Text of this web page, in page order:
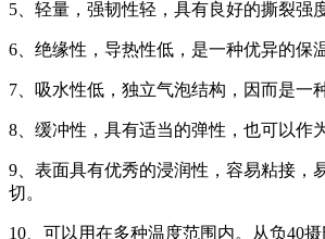
5、轻量，强韧性轻，具有良好的撕裂强
6、绝缘性，导热性低，是一种优异的保
7、吸水性低，独立气泡结构，因而是一
8、缓冲性，具有适当的弹性，也可以作
9、表面具有优秀的浸润性，容易粘接，
切。
10、可以用在多种温度范围内。从负40